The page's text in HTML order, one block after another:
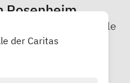
Rosenheim
der Caritas